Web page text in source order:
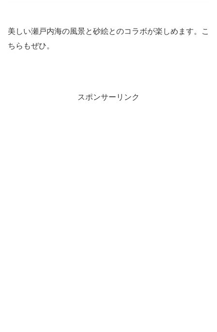
美しい瀬戸内海の風景と砂絵とのコラボが楽しめます。こ
ちらもぜひ。
スポンサーリンク